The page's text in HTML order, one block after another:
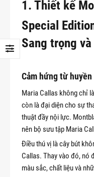
1. Thiết kế
Special
Sang trọng
Cảm hứng từ
Maria Callas không chỉ
còn là đại diện cho sự
thuật đầy nội lực.
nên bộ sưu tập Maria
Điều thú vị là cây bút
Callas. Thay vào đó, nó
màu sắc, chất liệu và